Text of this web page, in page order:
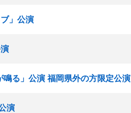
」公演
る」公演 福岡県外の方限定公演
演